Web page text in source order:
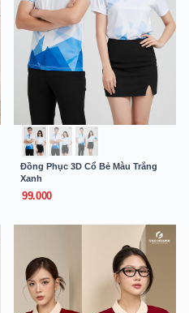
Đồng Phục 3D Cổ Bẻ Màu Trắng
Xanh
99.000